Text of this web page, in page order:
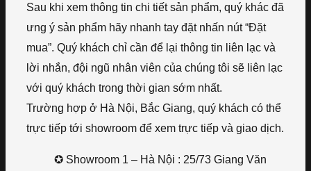
Sau khi xem thông tin chi tiết sản phẩm, quý khác đã
ưng ý sản phẩm hãy nhanh tay đặt nhấn nút “Đặt
mua”. Quý khách chỉ cần để lại thông tin liên lạc và
lời nhắn, đội ngũ nhân viên của chúng tôi sẽ liên lạc
với quý khách trong thời gian sớm nhất.
Trường hợp ở Hà Nội, Bắc Giang, quý khách có thể
trực tiếp tới showroom để xem trực tiếp và giao dịch.
✪ Showroom 1 – Hà Nội : 25/73 Giang Văn